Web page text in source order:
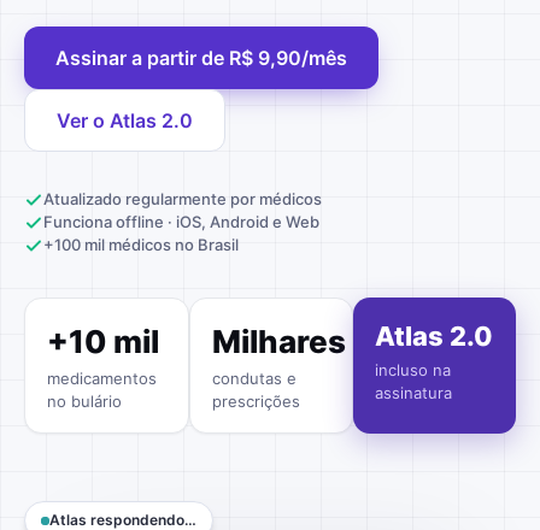
Assinar a partir de R$ 9,90/mês
Ver o Atlas 2.0
Atualizado regularmente por médicos
Funciona offline · iOS, Android e Web
+100 mil médicos no Brasil
+10 mil
medicamentos
no bulário
Milhares
condutas e
prescrições
Atlas 2.0
incluso na
assinatura
Atlas respondendo…